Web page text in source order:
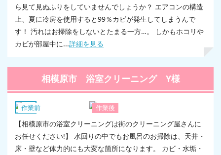
ら見て見ぬふりをしていませんでしょうか？ エアコンの構造
上、夏に冷房を使用すると99％カビが発生してしまうんで
す！ 汚れはお掃除をしないとたまる一方…。 しかもホコリや
カビが部屋中に...詳細を見る
相模原市 浴室クリーニング Y様
作業前 作業後
浴室
【相模原市の浴室クリーニングは街のクリーニング屋さんに
お任せください!】 水回りの中でもお風呂のお掃除は、天井・
床・壁など体力的にも大変な箇所になります。 カビ・水垢・